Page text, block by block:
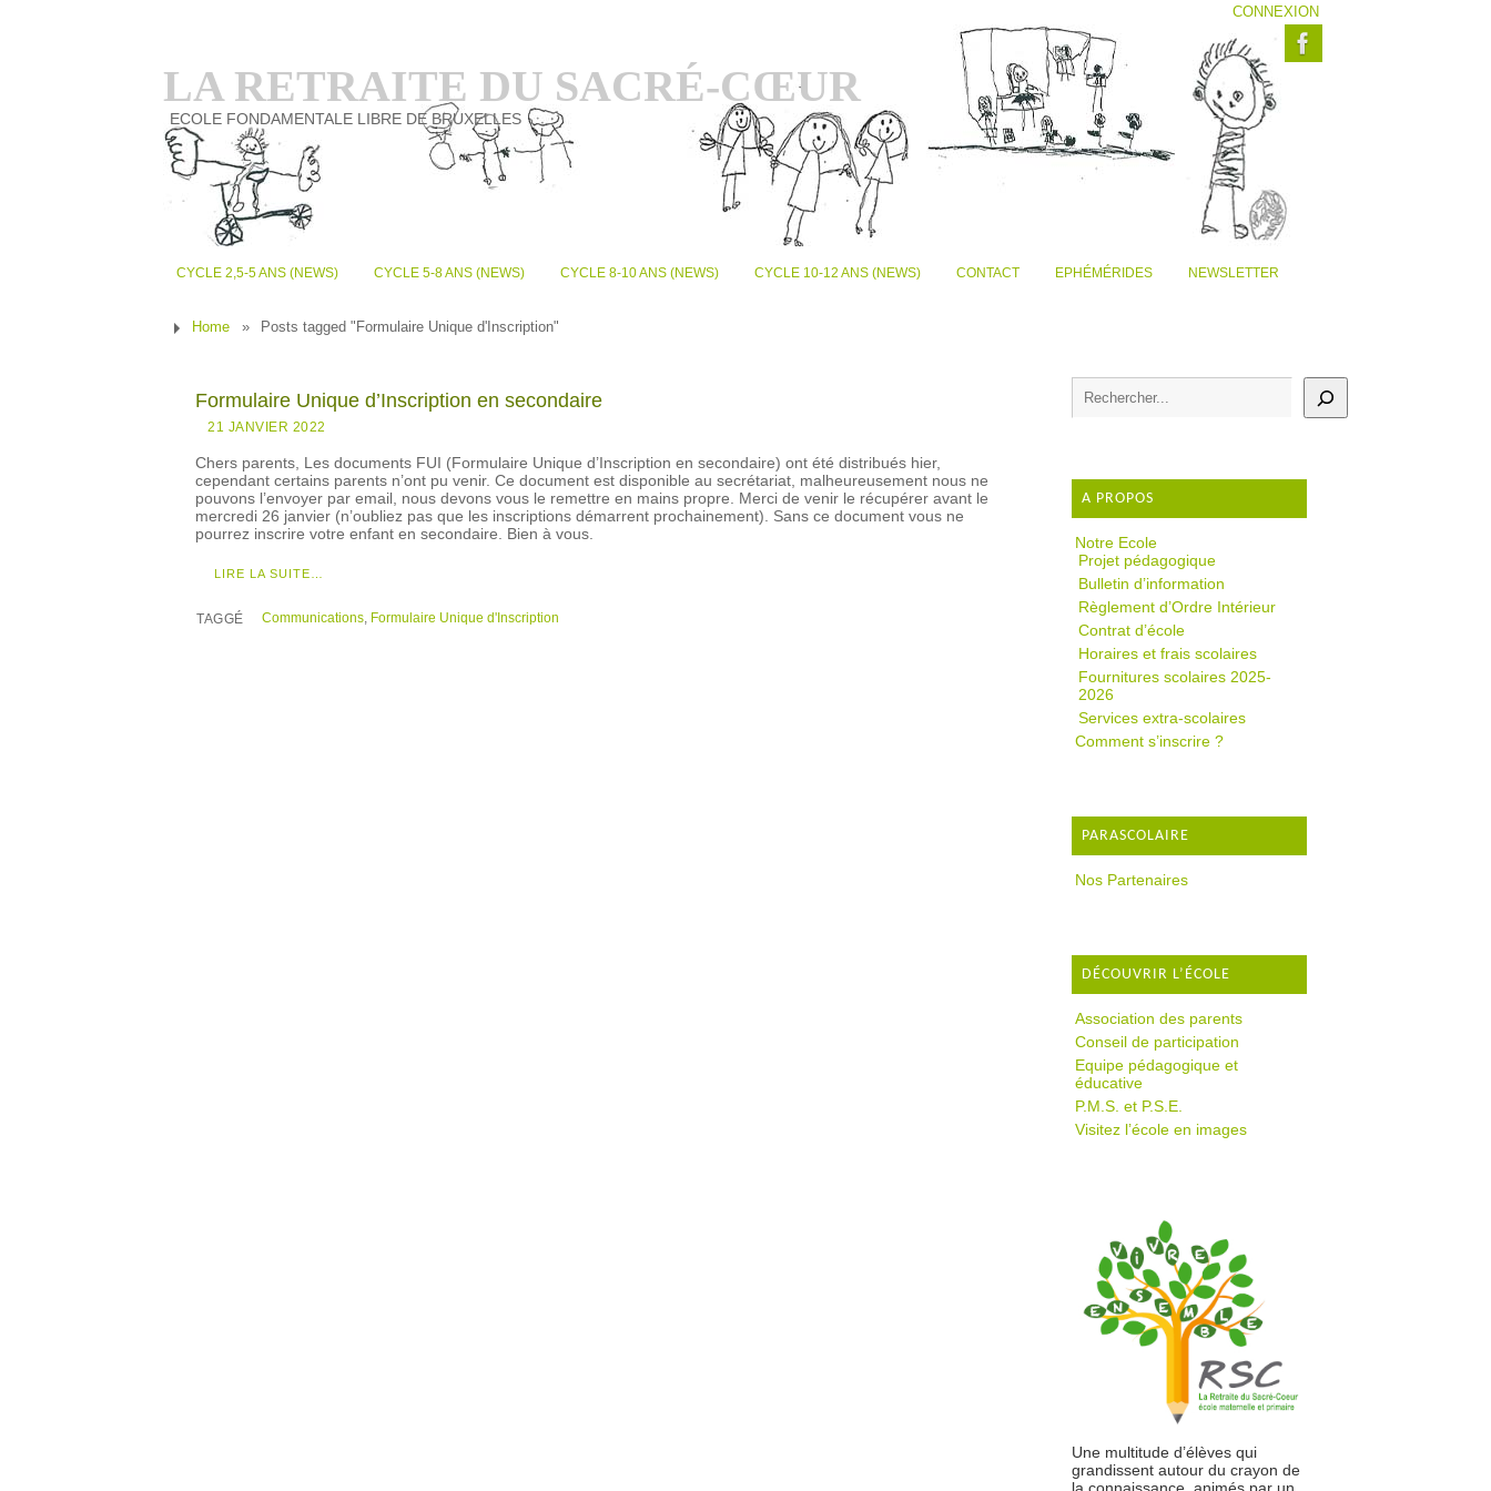
CONNEXION
LA RETRAITE DU SACRÉ-CŒUR
ECOLE FONDAMENTALE LIBRE DE BRUXELLES
CYCLE 2,5-5 ANS (NEWS) CYCLE 5-8 ANS (NEWS) CYCLE 8-10 ANS (NEWS) CYCLE 10-12 ANS (NEWS) CONTACT EPHÉMÉRIDES NEWSLETTER
Home » Posts tagged "Formulaire Unique d'Inscription"
Formulaire Unique d’Inscription en secondaire
21 JANVIER 2022
Chers parents, Les documents FUI (Formulaire Unique d’Inscription en secondaire) ont été distribués hier,
cependant certains parents n’ont pu venir. Ce document est disponible au secrétariat, malheureusement nous ne
pouvons l’envoyer par email, nous devons vous le remettre en mains propre. Merci de venir le récupérer avant le
mercredi 26 janvier (n’oubliez pas que les inscriptions démarrent prochainement). Sans ce document vous ne
pourrez inscrire votre enfant en secondaire. Bien à vous.
LIRE LA SUITE…
TAGGÉ Communications, Formulaire Unique d'Inscription
A PROPOS
Notre Ecole
Projet pédagogique
Bulletin d’information
Règlement d’Ordre Intérieur
Contrat d’école
Horaires et frais scolaires
Fournitures scolaires 2025-
2026
Services extra-scolaires
Comment s’inscrire ?
PARASCOLAIRE
Nos Partenaires
DÉCOUVRIR L’ÉCOLE
Association des parents
Conseil de participation
Equipe pédagogique et
éducative
P.M.S. et P.S.E.
Visitez l’école en images
Une multitude d’élèves qui
grandissent autour du crayon de